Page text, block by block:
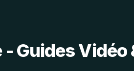
Guides